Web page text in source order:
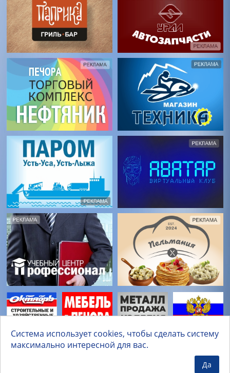
Система использует cookies, чтобы сделать систему
максимально интересной для вас.
Да